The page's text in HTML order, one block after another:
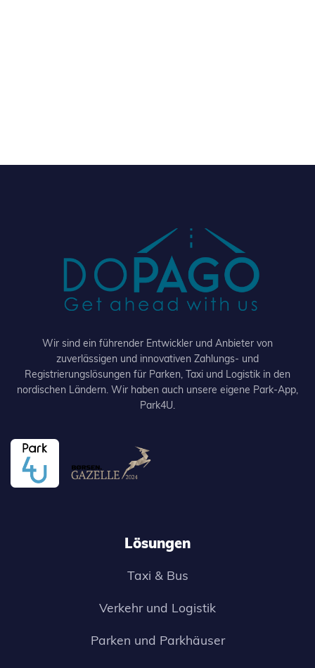
Wir sind ein führender Entwickler und Anbieter von
zuverlässigen und innovativen Zahlungs- und
Registrierungslösungen für Parken, Taxi und Logistik in den
nordischen Ländern. Wir haben auch unsere eigene Park-App,
Park4U.
Lösungen
Taxi & Bus
Verkehr und Logistik
Parken und Parkhäuser